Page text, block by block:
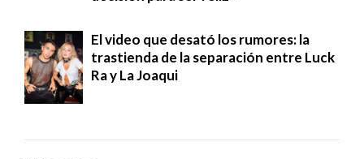
El video que desató los rumores: la
trastienda de la separación entre Luck
Ra y La Joaqui